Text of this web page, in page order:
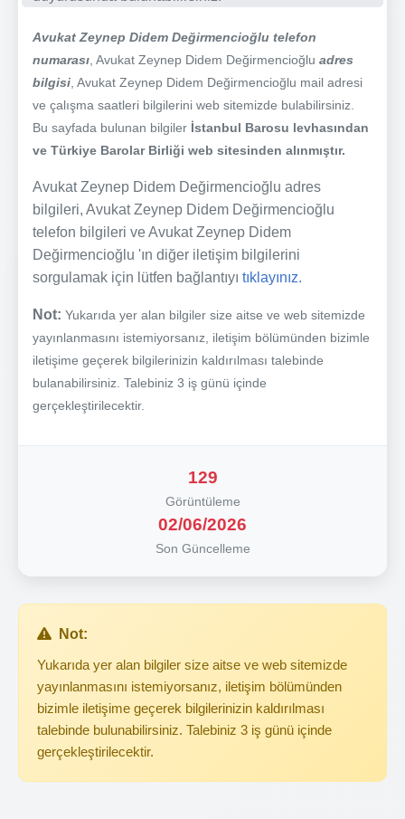
Avukat Zeynep Didem Değirmencioğlu telefon
numarası , Avukat Zeynep Didem Değirmencioğlu adres
bilgisi , Avukat Zeynep Didem Değirmencioğlu mail adresi
ve çalışma saatleri bilgilerini web sitemizde bulabilirsiniz.
Bu sayfada bulunan bilgiler İstanbul Barosu levhasından
ve Türkiye Barolar Birliği web sitesinden alınmıştır.
Avukat Zeynep Didem Değirmencioğlu adres
bilgileri, Avukat Zeynep Didem Değirmencioğlu
telefon bilgileri ve Avukat Zeynep Didem
Değirmencioğlu 'ın diğer iletişim bilgilerini
sorgulamak için lütfen bağlantıyı tıklayınız.
Not: Yukarıda yer alan bilgiler size aitse ve web sitemizde
yayınlanmasını istemiyorsanız, iletişim bölümünden bizimle
iletişime geçerek bilgilerinizin kaldırılması talebinde
bulanabilirsiniz. Talebiniz 3 iş günü içinde
gerçekleştirilecektir.
129
Görüntüleme
02/06/2026
Son Güncelleme
Not:
Yukarıda yer alan bilgiler size aitse ve web sitemizde
yayınlanmasını istemiyorsanız, iletişim bölümünden
bizimle iletişime geçerek bilgilerinizin kaldırılması
talebinde bulunabilirsiniz. Talebiniz 3 iş günü içinde
gerçekleştirilecektir.